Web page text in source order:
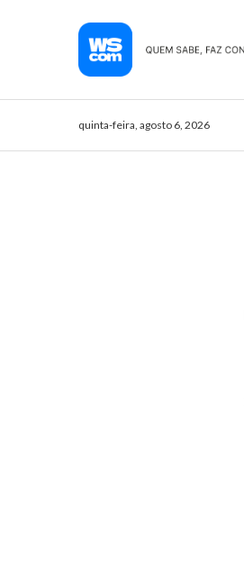
quinta-feira, agosto 6, 2026